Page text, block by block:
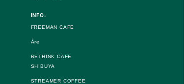
INFO:
FREEMAN CAFE
Åre
RETHINK CAFE
SHIBUYA
STREAMER COFFEE